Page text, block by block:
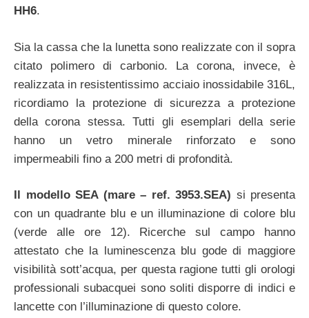
HH6.
Sia la cassa che la lunetta sono realizzate con il sopra
citato polimero di carbonio. La corona, invece, è
realizzata in resistentissimo acciaio inossidabile 316L,
ricordiamo la protezione di sicurezza a protezione
della corona stessa. Tutti gli esemplari della serie
hanno un vetro minerale rinforzato e sono
impermeabili fino a 200 metri di profondità.
Il modello SEA (mare – ref. 3953.SEA) si presenta
con un quadrante blu e un illuminazione di colore blu
(verde alle ore 12). Ricerche sul campo hanno
attestato che la luminescenza blu gode di maggiore
visibilità sott’acqua, per questa ragione tutti gli orologi
professionali subacquei sono soliti disporre di indici e
lancette con l’illuminazione di questo colore.